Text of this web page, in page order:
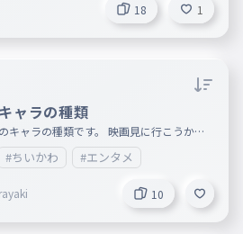
18 1
ャラの種類
キャラの種類です。 映画見に行こうかな
タバレ禁止です。 今度歌詞タイピングに
います。 コメントで好きなキャラ教えて
https://www.anime-chiikawa.jp ✨️歌詞
エスト募集中✨️ https://ankey.io/wordbook
中心におもしろ
投稿していきます。 不定期とはなりますが
るタイピングを投稿します。 【プレイ回
#ちいかわ #エンタメ
10